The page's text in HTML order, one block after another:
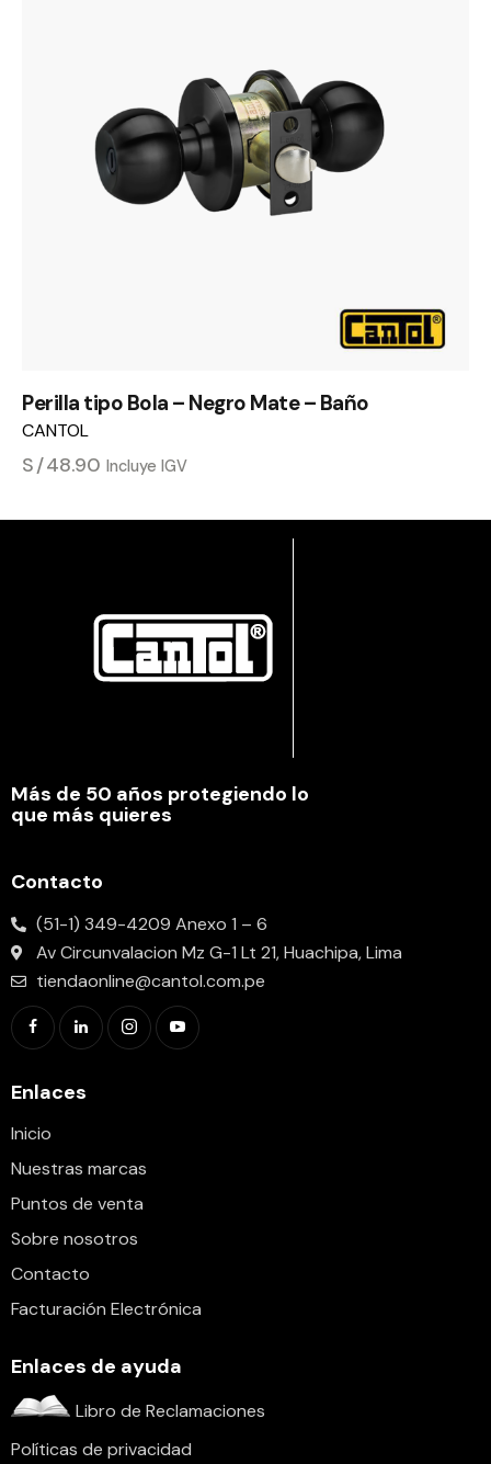
Perilla tipo Bola – Negro Mate – Baño
CANTOL
S/48.90 Incluye IGV
Más de 50 años protegiendo lo
que más quieres
Contacto
(51-1) 349-4209 Anexo 1 – 6
Av Circunvalacion Mz G-1 Lt 21, Huachipa, Lima
tiendaonline@cantol.com.pe
Enlaces
Inicio
Nuestras marcas
Puntos de venta
Sobre nosotros
Contacto
Facturación Electrónica
Enlaces de ayuda
Libro de Reclamaciones
Políticas de privacidad